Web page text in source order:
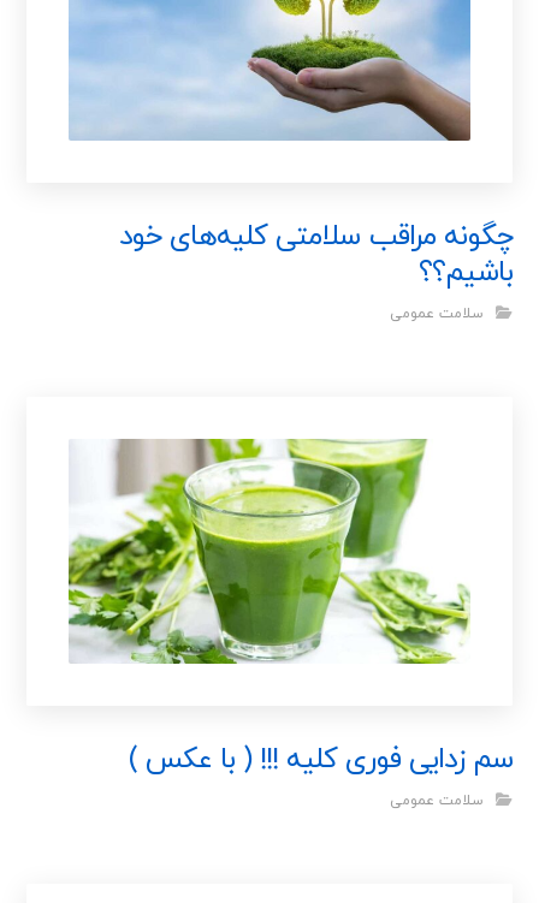
چگونه مراقب سلامتی کلیه‌های خود
باشیم؟؟
سلامت عمومی
سم زدایی فوری کلیه !!! ( با عکس )
سلامت عمومی